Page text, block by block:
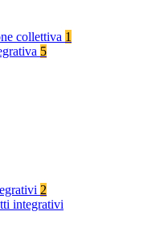
collettiva 1
5
2
integrativi